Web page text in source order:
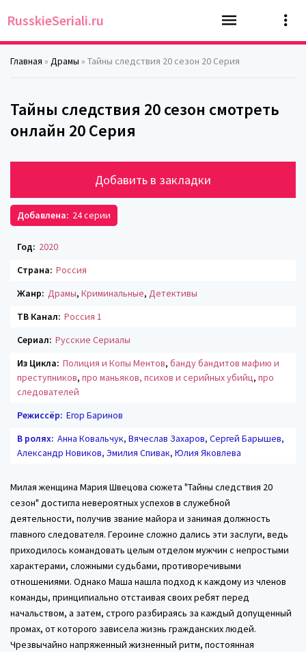
RusskieSeriali.ru
Главная » Драмы » Тайны следствия 20 сезон 20 Серия
Тайны следствия 20 сезон смотреть
онлайн 20 Серия
Добавить в закладки
Добавлена: 24 серии
Год: 2020
Страна: Россия
Жанр: Драмы, Криминальные, Детективы
ТВ Канал: Россия 1
Сериал: Русские Сериалы
Из Цикла: Полиция и Копы Ментов, банду бандитов мафию и
преступников, про маньяков, психов и серийных убийц, про
следователей
Режиссёр: Егор Баринов
В ролях: Анна Ковальчук, Вячеслав Захаров, Сергей Барышев,
Александр Новиков, Эмилия Спивак, Юлия Яковлева
Милая женщина Мария Швецова сюжета "Тайны следствия 20
сезон" достигла невероятных успехов в служебной
деятельности, получив звание майора и занимая должность
главного следователя. Героине сложно дались эти заслуги, ведь
приходилось командовать целым отделом мужчин с непростыми
характерами, сложными судьбами, противоречивыми
отношениями. Однако Маша нашла подход к каждому из членов
команды, принципиально отстаивая своих ребят перед
начальством, а затем, строго разбираясь за каждый допущенный
промах, от которого зависела жизнь гражданских людей.
Чрезвычайно напряженный жизненный ритм, постоянная